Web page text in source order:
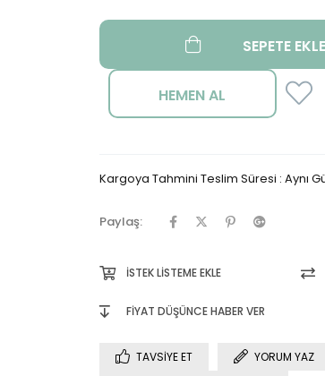
Kargoya Tahmini Teslim Süresi : Aynı
Paylaş:
İSTEK LISTEME EKLE
FIYAT DÜŞÜNCE HABER VER
TAVSIYE ET
YORUM YAZ